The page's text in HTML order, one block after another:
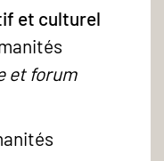
et culturel
et forum